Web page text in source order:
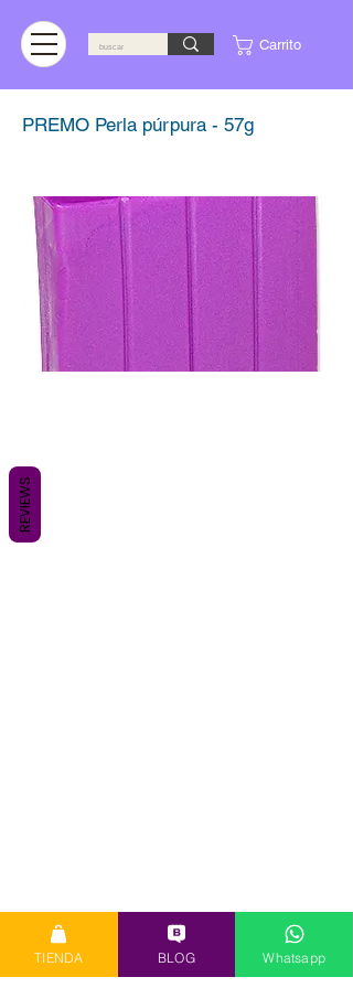
Carrito
PREMO Perla púrpura - 57g
TIENDA BLOG Whatsapp
REVIEWS